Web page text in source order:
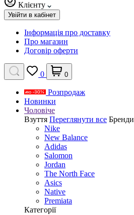
Клієнту
Увійти в кабінет
Інформація про доставку
Про магазин
Договір оферти
0 0
Розпродаж
Новинки
Чоловіче
Взуття Переглянути все Бренди
Nike
New Balance
Adidas
Salomon
Jordan
The North Face
Asics
Native
Premiata
Категорії